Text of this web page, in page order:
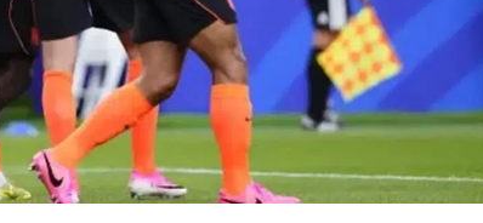
Bursa
Çanakkale
Çankırı
Çorum
Parti'ye n...
yalanlama